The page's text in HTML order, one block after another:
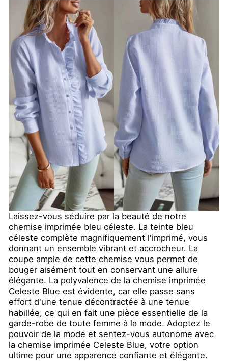
Laissez-vous séduire par la beauté de notre
chemise imprimée bleu céleste. La teinte bleu
céleste complète magnifiquement l'imprimé, vous
donnant un ensemble vibrant et accrocheur. La
coupe ample de cette chemise vous permet de
bouger aisément tout en conservant une allure
élégante. La polyvalence de la chemise imprimée
Celeste Blue est évidente, car elle passe sans
effort d'une tenue décontractée à une tenue
habillée, ce qui en fait une pièce essentielle de la
garde-robe de toute femme à la mode. Adoptez le
pouvoir de la mode et sentez-vous autonome avec
la chemise imprimée Celeste Blue, votre option
ultime pour une apparence confiante et élégante.